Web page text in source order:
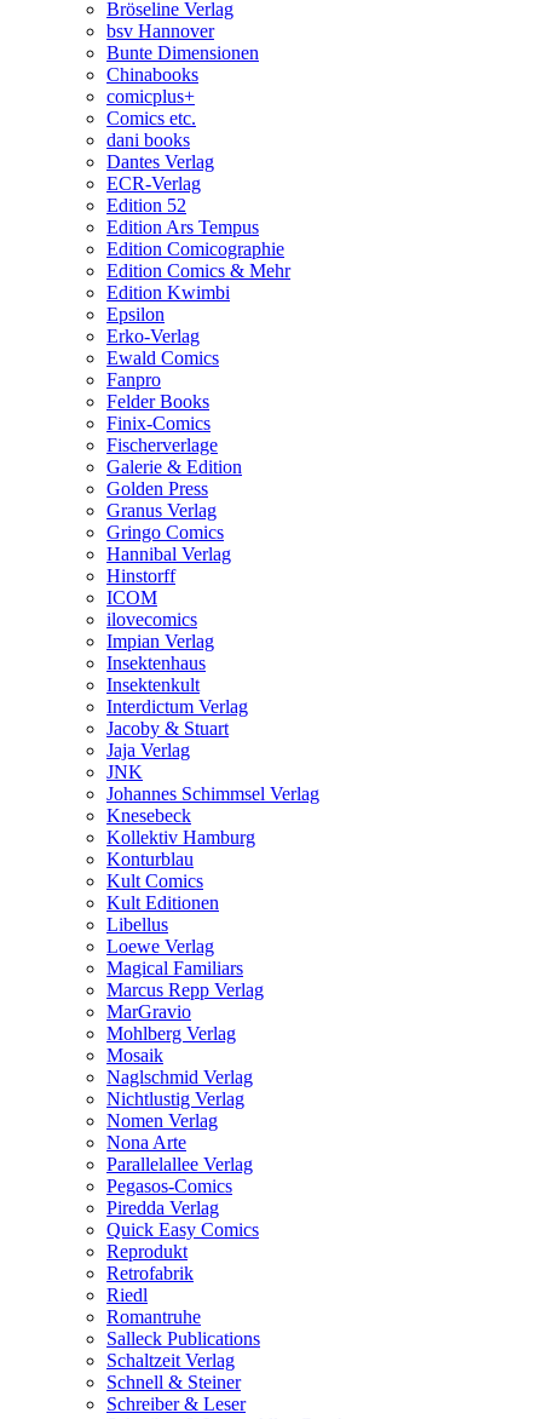
Bröseline Verlag
bsv Hannover
Bunte Dimensionen
Chinabooks
comicplus+
Comics etc.
dani books
Dantes Verlag
ECR-Verlag
Edition 52
Edition Ars Tempus
Edition Comicographie
Edition Comics & Mehr
Edition Kwimbi
Epsilon
Erko-Verlag
Ewald Comics
Fanpro
Felder Books
Finix-Comics
Fischerverlage
Galerie & Edition
Golden Press
Granus Verlag
Gringo Comics
Hannibal Verlag
Hinstorff
ICOM
ilovecomics
Impian Verlag
Insektenhaus
Insektenkult
Interdictum Verlag
Jacoby & Stuart
Jaja Verlag
JNK
Johannes Schimmsel Verlag
Knesebeck
Kollektiv Hamburg
Konturblau
Kult Comics
Kult Editionen
Libellus
Loewe Verlag
Magical Familiars
Marcus Repp Verlag
MarGravio
Mohlberg Verlag
Mosaik
Naglschmid Verlag
Nichtlustig Verlag
Nomen Verlag
Nona Arte
Parallelallee Verlag
Pegasos-Comics
Piredda Verlag
Quick Easy Comics
Reprodukt
Retrofabrik
Riedl
Romantruhe
Salleck Publications
Schaltzeit Verlag
Schnell & Steiner
Schreiber & Leser